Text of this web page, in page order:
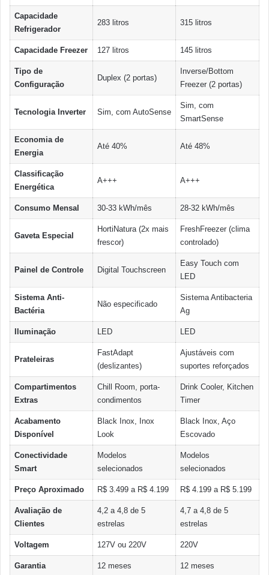
Capacidade
Refrigerador
283 litros 315 litros
Capacidade Freezer 127 litros 145 litros
Tipo de
Configuração
Duplex (2 portas)
Inverse/Bottom
Freezer (2 portas)
Tecnologia Inverter Sim, com AutoSense
Sim, com
SmartSense
Economia de
Energia
Até 40% Até 48%
Classificação
Energética
A+++ A+++
Consumo Mensal 30-33 kWh/mês 28-32 kWh/mês
Gaveta Especial
HortiNatura (2x mais
frescor)
FreshFreezer (clima
controlado)
Painel de Controle Digital Touchscreen
Easy Touch com
LED
Sistema Anti-
Bactéria
Não especificado
Sistema Antibacteria
Ag
Iluminação LED LED
Prateleiras
FastAdapt
(deslizantes)
Ajustáveis com
suportes reforçados
Compartimentos
Extras
Chill Room, porta-
condimentos
Drink Cooler, Kitchen
Timer
Acabamento
Disponível
Black Inox, Inox
Look
Black Inox, Aço
Escovado
Conectividade
Smart
Modelos
selecionados
Modelos
selecionados
Preço Aproximado R$ 3.499 a R$ 4.199 R$ 4.199 a R$ 5.199
Avaliação de
Clientes
4,2 a 4,8 de 5
estrelas
4,7 a 4,8 de 5
estrelas
Voltagem 127V ou 220V 220V
Garantia 12 meses 12 meses